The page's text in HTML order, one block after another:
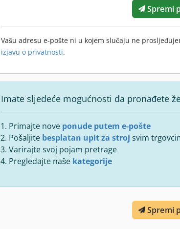
Spremi
Vašu adresu e-pošte ni u kojem slučaju ne
izjavu o privatnosti.
Imate sljedeće mogućnosti da pronađete
Primajte nove ponude putem e-pošte
Pošaljite besplatan upit za stroj svim
Varirajte svoj pojam pretrage
Pregledajte naše kategorije
Spremi